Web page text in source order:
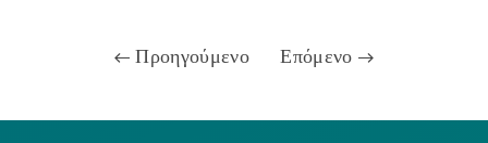
Προηγούμενο Επόμενο